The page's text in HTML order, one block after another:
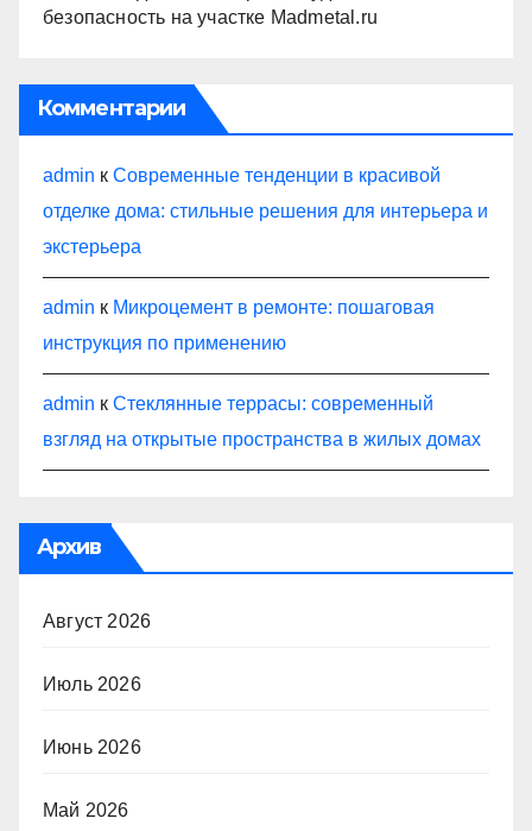
безопасность на участке Madmetal.ru
Комментарии
admin к Современные тенденции в красивой
отделке дома: стильные решения для интерьера и
экстерьера
admin к Микроцемент в ремонте: пошаговая
инструкция по применению
admin к Стеклянные террасы: современный
взгляд на открытые пространства в жилых домах
Архив
Август 2026
Июль 2026
Июнь 2026
Май 2026